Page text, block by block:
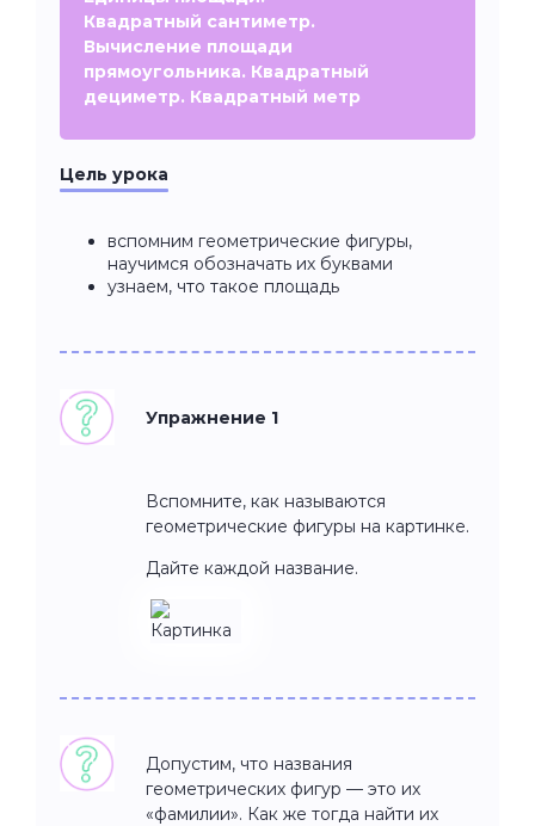
Квадратный сантиметр.
Вычисление площади
прямоугольника. Квадратный
дециметр. Квадратный метр
Цель урока
вспомним геометрические фигуры,
научимся обозначать их буквами
узнаем, что такое площадь
Упражнение 1
Вспомните, как называются
геометрические фигуры на картинке.
Дайте каждой название.
Допустим, что названия
геометрических фигур — это их
«фамилии». Как же тогда найти их